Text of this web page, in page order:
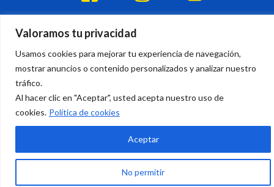
Valoramos tu privacidad
Usamos cookies para mejorar tu experiencia de navegación,
mostrar anuncios o contenido personalizados y analizar nuestro
tráfico.
Al hacer clic en "Aceptar", usted acepta nuestro uso de
cookies. Política de cookies
No permitir
Aceptar
Suscríbete a nuestro boletín
¿Necesitas ayuda? Contáctanos.